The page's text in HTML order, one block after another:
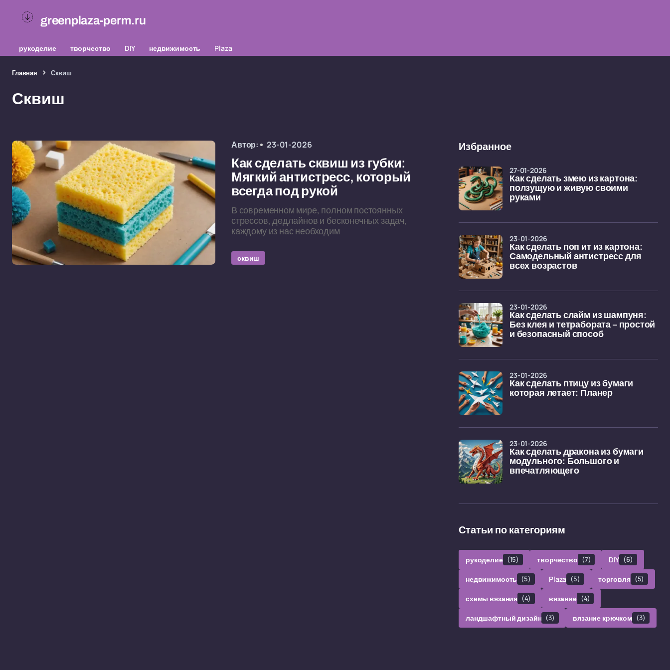
greenplaza-perm.ru
рукоделие творчество DIY недвижимость Plaza
Главная Сквиш
Сквиш
Автор: 23-01-2026
Как сделать сквиш из губки:
Мягкий антистресс, который
всегда под рукой
В современном мире, полном постоянных
стрессов, дедлайнов и бесконечных задач,
каждому из нас необходим
сквиш
Избранное
Как сделать змею из картона:
ползущую и живую своими
руками
27-01-2026
Как сделать поп ит из картона:
Самодельный антистресс для
всех возрастов
23-01-2026
Как сделать слайм из шампуня:
Без клея и тетрабората – простой
и безопасный способ
23-01-2026
Как сделать птицу из бумаги
которая летает: Планер
23-01-2026
Как сделать дракона из бумаги
модульного: Большого и
впечатляющего
23-01-2026
Статьи по категориям
рукоделие (15) творчество (7) DIY (6)
недвижимость (5) Plaza (5) торговля (5)
схемы вязания (4) вязание (4)
ландшафтный дизайн (3) вязание крючком (3)